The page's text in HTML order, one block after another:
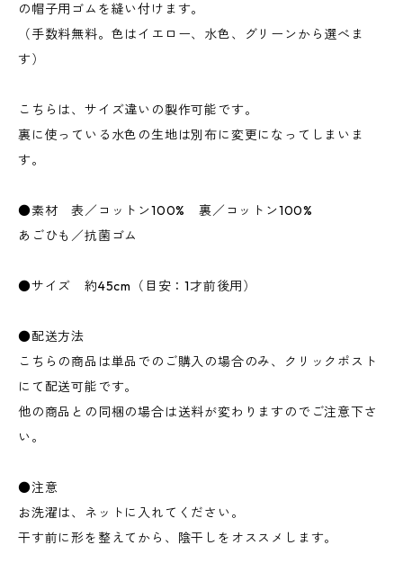
の帽子用ゴムを縫い付けます。
（手数料無料。色はイエロー、水色、グリーンから選べま
す）
こちらは、サイズ違いの製作可能です。
裏に使っている水色の生地は別布に変更になってしまいま
す。
●素材 表／コットン100% 裏／コットン100%
あごひも／抗菌ゴム
●サイズ 約45cm（目安：1才前後用）
●配送方法
こちらの商品は単品でのご購入の場合のみ、クリックポスト
にて配送可能です。
他の商品との同梱の場合は送料が変わりますのでご注意下さ
い。
●注意
お洗濯は、ネットに入れてください。
干す前に形を整えてから、陰干しをオススメします。